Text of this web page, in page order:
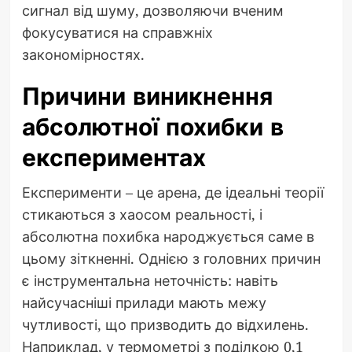
сигнал від шуму, дозволяючи вченим
фокусуватися на справжніх
закономірностях.
Причини виникнення
абсолютної похибки в
експериментах
Експерименти – це арена, де ідеальні теорії
стикаються з хаосом реальності, і
абсолютна похибка народжується саме в
цьому зіткненні. Однією з головних причин
є інструментальна неточність: навіть
найсучасніші прилади мають межу
чутливості, що призводить до відхилень.
Наприклад, у термометрі з поділкою 0,1